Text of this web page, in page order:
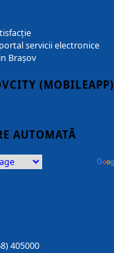
servicii electronice
Brașov
(MOBILEAPP)
AUTOMATĂ
405000